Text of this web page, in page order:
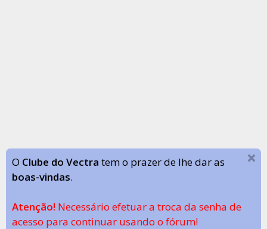
O Clube do Vectra tem o prazer de lhe dar as
boas-vindas.
Atenção! Necessário efetuar a troca da senha de
acesso para continuar usando o fórum!